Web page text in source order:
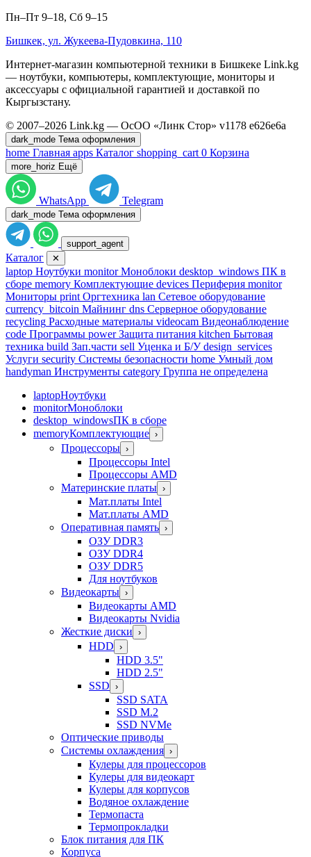
Пн–Пт 9–18, Сб 9–15
Бишкек, ул. Жукеева-Пудовкина, 110
Интернет-магазин компьютерной техники в Бишкеке Link.kg
— ноутбуки, компьютеры, комплектующие, мониторы и
аксессуары с официальной гарантией и доставкой по
Кыргызстану.
© 2007–2026 Link.kg — ОсОО «Линк Стор» v1178 e626e6a
dark_mode Тема оформления
home Главная apps Каталог shopping_cart 0 Корзина
more_horiz Ещё
WhatsApp Telegram
dark_mode Тема оформления
support_agent
Каталог ✕
laptop Ноутбуки monitor Моноблоки desktop_windows ПК в
сборе memory Комплектующие devices Периферия monitor
Мониторы print Оргтехника lan Сетевое оборудование
currency_bitcoin Майнинг dns Серверное оборудование
recycling Расходные материалы videocam Видеонаблюдение
code Программы power Защита питания kitchen Бытовая
техника build Зап.части sell Уценка и Б/У design_services
Услуги security Системы безопасности home Умный дом
handyman Инструменты category Группа не определена
laptopНоутбуки
monitorМоноблоки
desktop_windowsПК в сборе
memoryКомплектующие ›
Процессоры ›
Процессоры Intel
Процессоры AMD
Материнские платы ›
Мат.платы Intel
Мат.платы AMD
Оперативная память ›
ОЗУ DDR3
ОЗУ DDR4
ОЗУ DDR5
Для ноутбуков
Видеокарты ›
Видеокарты AMD
Видеокарты Nvidia
Жесткие диски ›
HDD ›
HDD 3.5"
HDD 2.5"
SSD ›
SSD SATA
SSD M.2
SSD NVMe
Оптические приводы
Системы охлаждения ›
Кулеры для процессоров
Кулеры для видеокарт
Кулеры для корпусов
Водяное охлаждение
Термопаста
Термопрокладки
Блок питания для ПК
Корпуса